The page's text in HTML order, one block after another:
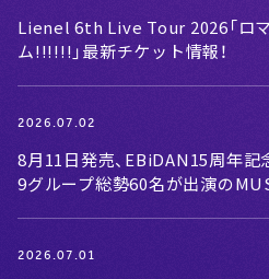
Lienel 6th Live Tour 2026「ロ
ム!!!!!!」最新チケット情報！
2026.07.02
8月11日発売、EBiDAN15周年記
9グループ総勢60名が出演の
2026.07.01